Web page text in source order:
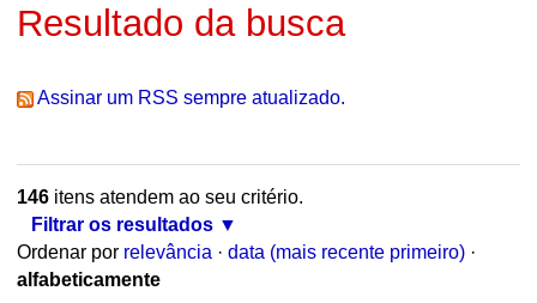
Resultado da busca
Assinar um RSS sempre atualizado.
146itens atendem ao seu critério.
Filtrar os resultados
Ordenar por relevância · data (mais recente primeiro) ·
alfabeticamente